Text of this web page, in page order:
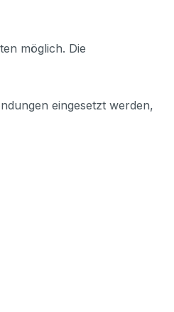
möglich. Die
eingesetzt werden,